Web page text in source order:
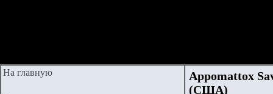
На главную
Appomattox
(США)